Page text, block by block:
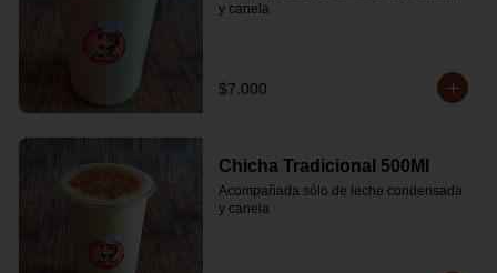
y canela
$7.000
Chicha Tradicional 500Ml
Acompañada sólo de leche condensada
y canela